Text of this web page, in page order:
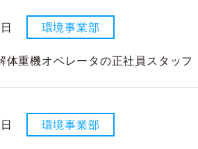
環境事業部
体重機オペレータの正社員スタッフ
環境事業部